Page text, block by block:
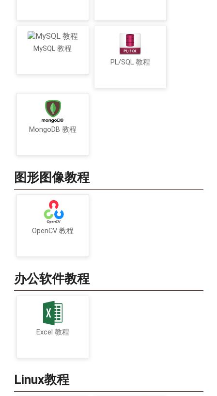
MySQL 教程
PL/SQL 教程
MongoDB 教程
图形图像教程
OpenCV 教程
办公软件教程
Excel 教程
Linux教程